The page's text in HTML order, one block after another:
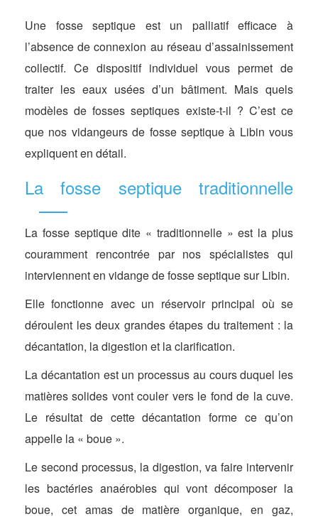
Une fosse septique est un palliatif efficace à
l’absence de connexion au réseau d’assainissement
collectif. Ce dispositif individuel vous permet de
traiter les eaux usées d’un bâtiment. Mais quels
modèles de fosses septiques existe-t-il ? C’est ce
que nos vidangeurs de fosse septique à Libin vous
expliquent en détail.
La fosse septique traditionnelle
La fosse septique dite « traditionnelle » est la plus
couramment rencontrée par nos spécialistes qui
interviennent en vidange de fosse septique sur Libin.
Elle fonctionne avec un réservoir principal où se
déroulent les deux grandes étapes du traitement : la
décantation, la digestion et la clarification.
La décantation est un processus au cours duquel les
matières solides vont couler vers le fond de la cuve.
Le résultat de cette décantation forme ce qu’on
appelle la « boue ».
Le second processus, la digestion, va faire intervenir
les bactéries anaérobies qui vont décomposer la
boue, cet amas de matière organique, en gaz,